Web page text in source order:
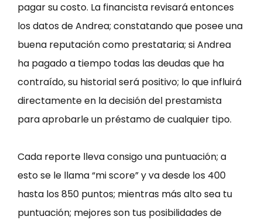
pagar su costo. La financista revisará entonces
los datos de Andrea; constatando que posee una
buena reputación como prestataria; si Andrea
ha pagado a tiempo todas las deudas que ha
contraído, su historial será positivo; lo que influirá
directamente en la decisión del prestamista
para aprobarle un préstamo de cualquier tipo.
Cada reporte lleva consigo una puntuación; a
esto se le llama “mi score” y va desde los 400
hasta los 850 puntos; mientras más alto sea tu
puntuación; mejores son tus posibilidades de